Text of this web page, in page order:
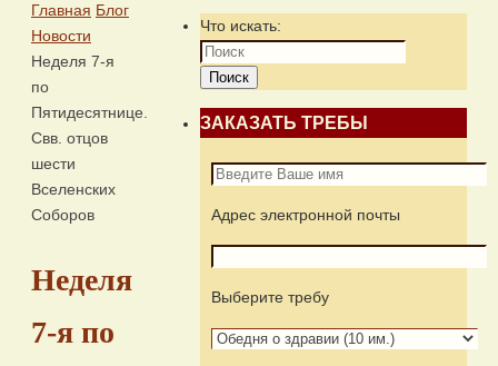
Главная Блог
Новости
Неделя 7-я
по
Пятидесятнице.
Свв. отцов
шести
Вселенских
Соборов
Неделя
7-я по
Что искать:
Поиск
ЗАКАЗАТЬ ТРЕБЫ
Адрес электронной почты
Выберите требу